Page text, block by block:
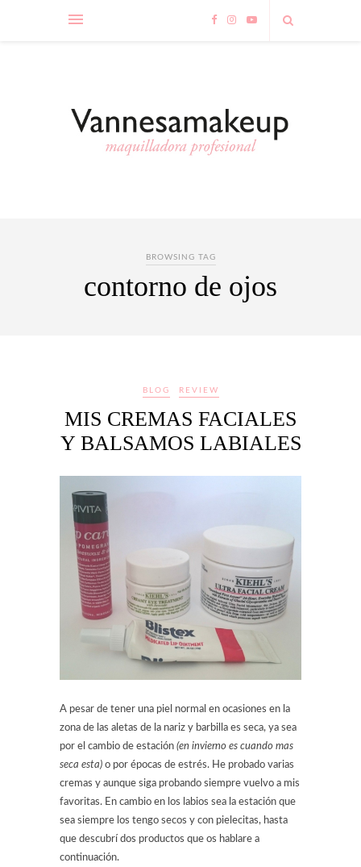
BROWSING TAG
contorno de ojos
BLOG REVIEW
MIS CREMAS FACIALES
Y BALSAMOS LABIALES
A pesar de tener una piel normal en ocasiones en la
zona de las aletas de la nariz y barbilla es seca, ya sea
por el cambio de estación (en invierno es cuando mas
seca esta) o por épocas de estrés. He probado varias
cremas y aunque siga probando siempre vuelvo a mis
favoritas. En cambio en los labios sea la estación que
sea siempre los tengo secos y con pielecitas, hasta
que descubrí dos productos que os hablare a
continuación.